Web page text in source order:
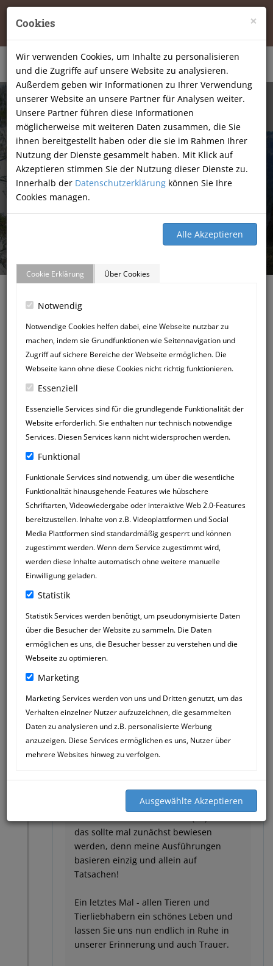
×
Cookies
Wir verwenden Cookies, um Inhalte zu personalisieren
und die Zugriffe auf unsere Website zu analysieren.
Außerdem geben wir Informationen zu Ihrer Verwendung
unserer Website an unsere Partner für Analysen weiter.
Unsere Partner führen diese Informationen
möglicherweise mit weiteren Daten zusammen, die Sie
ihnen bereitgestellt haben oder die sie im Rahmen Ihrer
Nutzung der Dienste gesammelt haben. Mit Klick auf
Akzeptieren stimmen Sie der Nutzung dieser Dienste zu.
Innerhalb der Datenschutzerklärung können Sie Ihre
Cookies managen.
Cookie Erklärung Über Cookies
Notwendig
Notwendige Cookies helfen dabei, eine Webseite nutzbar zu
machen, indem sie Grundfunktionen wie Seitennavigation und
Zugriff auf sichere Bereiche der Webseite ermöglichen. Die
Webseite kann ohne diese Cookies nicht richtig funktionieren.
Essenziell
Essenzielle Services sind für die grundlegende Funktionalität der
Website erforderlich. Sie enthalten nur technisch notwendige
Services. Diesen Services kann nicht widersprochen werden.
Funktional
Funktionale Services sind notwendig, um über die wesentliche
Funktionalität hinausgehende Features wie hübschere
Schriftarten, Videowiedergabe oder interaktive Web 2.0-Features
bereitzustellen. Inhalte von z.B. Videoplattformen und Social
Media Plattformen sind standardmäßig gesperrt und können
zugestimmt werden. Wenn dem Service zugestimmt wird,
werden diese Inhalte automatisch ohne weitere manuelle
Einwilligung geladen.
Statistik
Statistik Services werden benötigt, um pseudonymisierte Daten
über die Besucher der Website zu sammeln. Die Daten
ermöglichen es uns, die Besucher besser zu verstehen und die
Webseite zu optimieren.
Marketing
Marketing Services werden von uns und Dritten genutzt, um das
Verhalten einzelner Nutzer aufzuzeichnen, die gesammelten
Daten zu analysieren und z.B. personalisierte Werbung
anzuzeigen. Diese Services ermöglichen es uns, Nutzer über
mehrere Websites hinweg zu verfolgen.
|
07134-9177806
NEUER
GÄSTEBUCHEINTRAG
Zurück zum Gästebuch
ANNIE
Sehr verehrte Tierliebhaber, zum Einen
"shitstorm" gegen uns ausgelöst habe.
Unsere Annie ist nach wie vor in
unserem Herzen und wird es auch
immer bleiben - und wir bedauern nach
wie vor, dass wir so sehr haben leiden
Was nun die Verleumdung angeht -
das sollte mal zunächst bewiesen
werden, denn meine Ausführungen
basieren einzig und allein auf
Tatsachen!
Ein letztes Mal - allen Tieren und
Tierliebhabern ein schönes Leben und
lassen Sie uns nun endlich in Ruhe in
unserer Erinnerung und auch Trauer.